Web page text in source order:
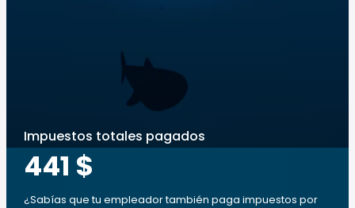
Impuestos totales pagados
441 $
¿Sabías que tu empleador también paga impuestos por